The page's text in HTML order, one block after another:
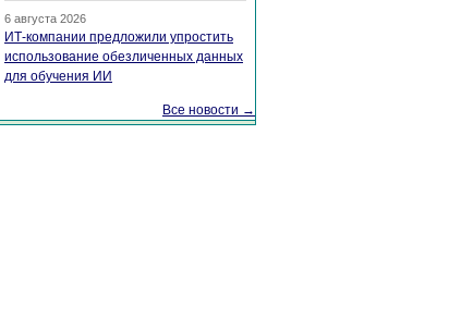
с
6 августа 2026
ИТ-компании предложили упростить
использование обезличенных данных
для обучения ИИ
Все новости →